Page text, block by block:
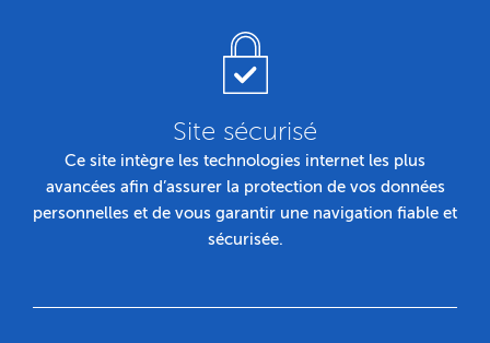
Site sécurisé
Ce site intègre les technologies internet les plus
avancées afin d’assurer la protection de vos données
personnelles et de vous garantir une navigation fiable et
sécurisée.